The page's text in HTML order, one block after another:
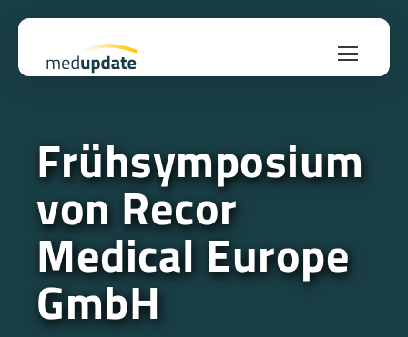
Frühsymposium
von Recor
Medical Europe
GmbH